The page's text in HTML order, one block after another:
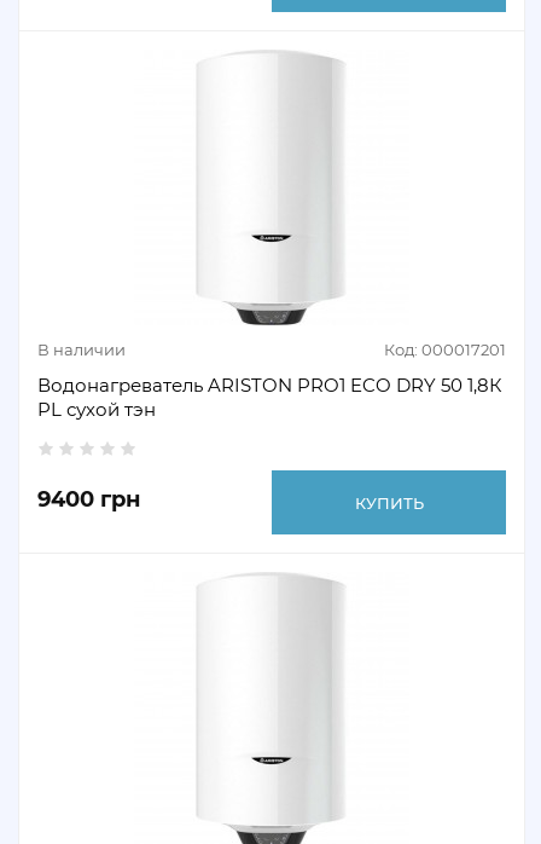
В наличии Код: 000017201
Водонагреватель ARISTON PRO1 ECO DRY 50 1,8К
PL сухой тэн
9400 грн КУПИТЬ